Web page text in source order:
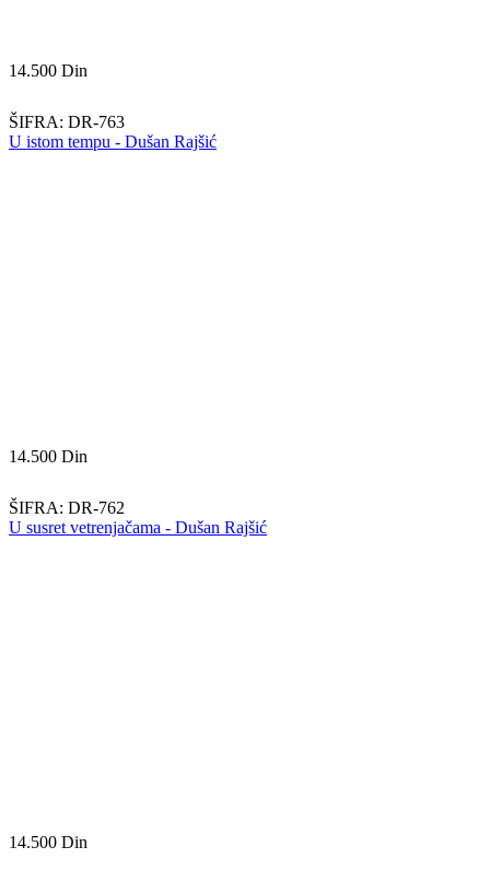
14.500 Din
ŠIFRA: DR-763
U istom tempu - Dušan Rajšić
14.500 Din
ŠIFRA: DR-762
U susret vetrenjačama - Dušan Rajšić
14.500 Din